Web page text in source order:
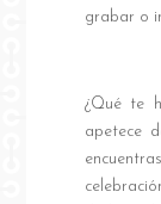
grabar o
¿Qué te
apetece